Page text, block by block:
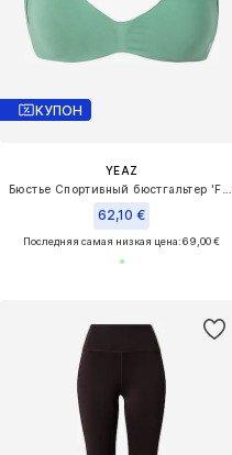
КУПОН
YEAZ
62,10 €
Последняя самая низкая цена:69,00 €